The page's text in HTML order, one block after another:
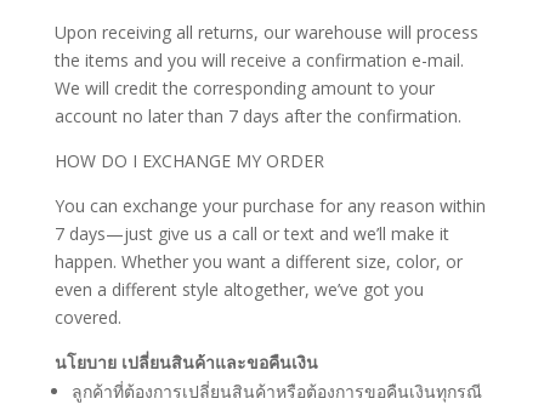
Upon receiving all returns, our warehouse will process
the items and you will receive a confirmation e-mail.
We will credit the corresponding amount to your
account no later than 7 days after the confirmation.
HOW DO I EXCHANGE MY ORDER
You can exchange your purchase for any reason within
7 days—just give us a call or text and we’ll make it
happen. Whether you want a different size, color, or
even a different style altogether, we’ve got you
covered.
นโยบาย เปลี่ยนสินค้าและขอคืนเงิน
ลูกค้าที่ต้องการเปลี่ยนสินค้าหรือต้องการขอคืนเงินทุกรณี